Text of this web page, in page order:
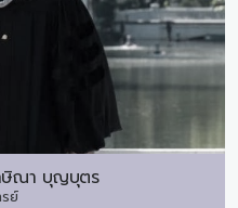
ณา บุญบุตร
ย์